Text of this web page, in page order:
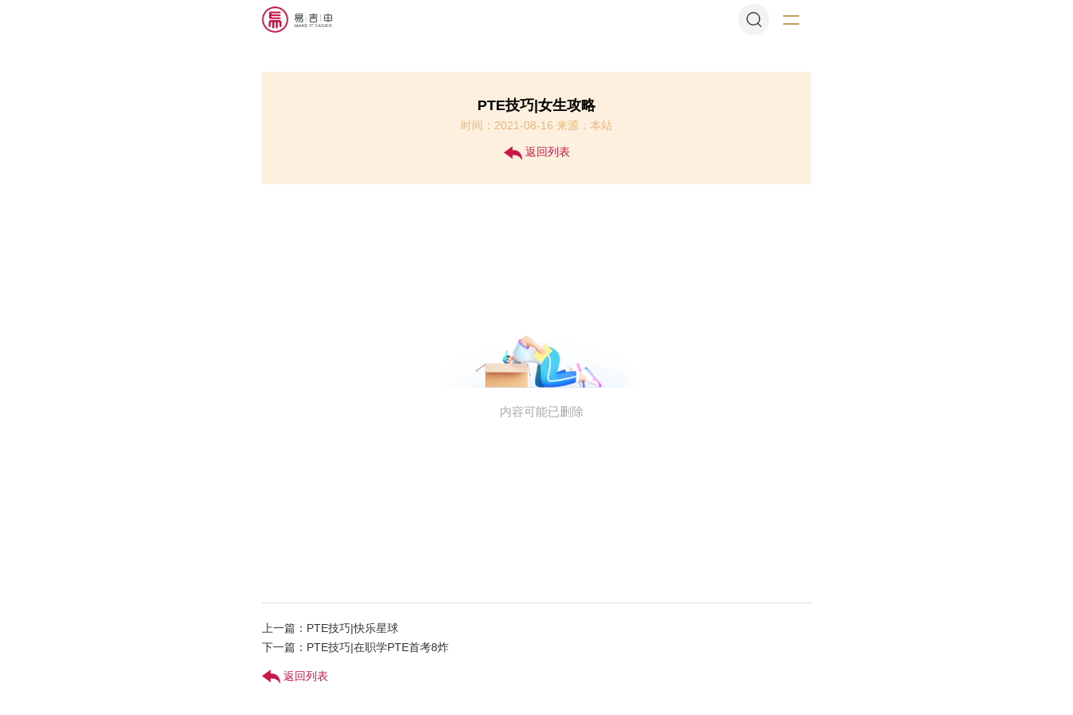
PTE技巧|女生攻略
时间：2021-08-16 来源：本站
返回列表
上一篇：PTE技巧|快乐星球
下一篇：PTE技巧|在职学PTE首考8炸
返回列表